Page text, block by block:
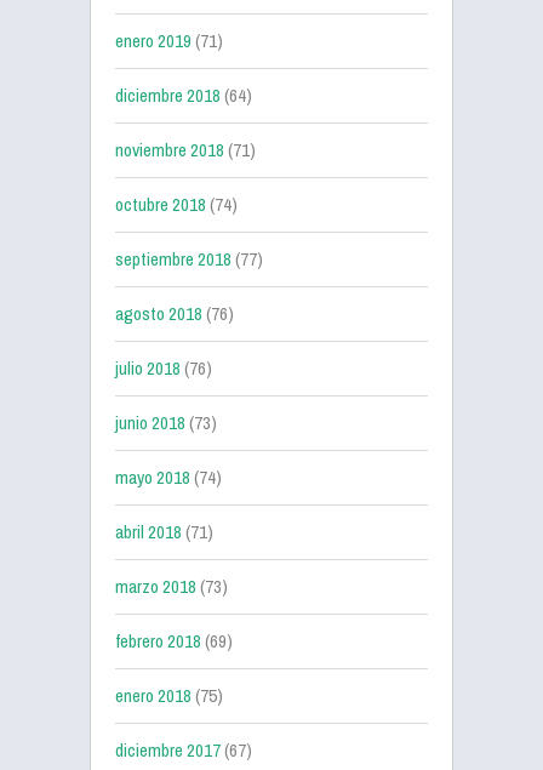
enero 2019(71)
diciembre 2018(64)
noviembre 2018(71)
octubre 2018(74)
septiembre 2018(77)
agosto 2018(76)
julio 2018(76)
junio 2018(73)
mayo 2018(74)
abril 2018(71)
marzo 2018(73)
febrero 2018(69)
enero 2018(75)
diciembre 2017(67)